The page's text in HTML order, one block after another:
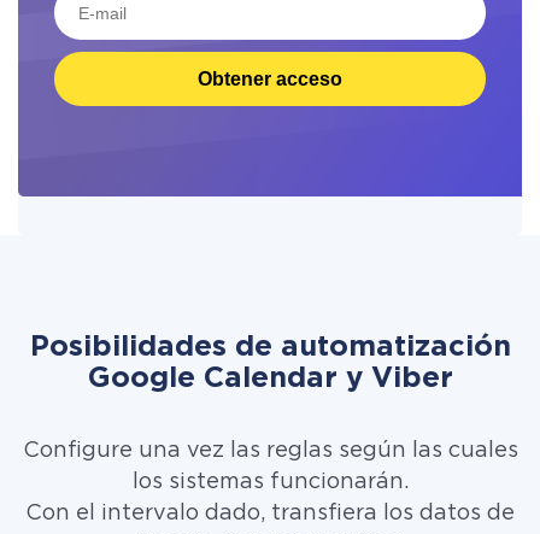
Obtener acceso
Posibilidades de automatización
Google Calendar y Viber
Configure una vez las reglas según las cuales
los sistemas funcionarán.
Con el intervalo dado, transfiera los datos de